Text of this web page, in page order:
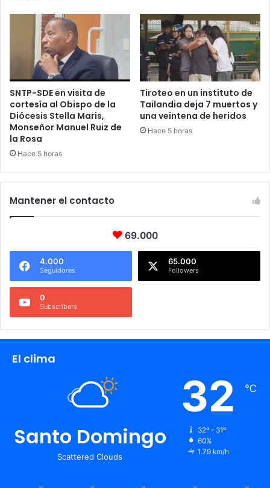
SNTP-SDE en visita de
cortesía al Obispo de la
Diócesis Stella Maris,
Monseñor Manuel Ruiz de
la Rosa
Hace 5 horas
Tiroteo en un instituto de
Tailandia deja 7 muertos y
una veintena de heridos
Hace 5 horas
Mantener el contacto
69.000
4.000
Seguidores
65.000
Followers
0
Subscribers
El clima
Santo Domingo
Scattered Clouds
32 ℃
32º - 31º
60%
1.79 km/h